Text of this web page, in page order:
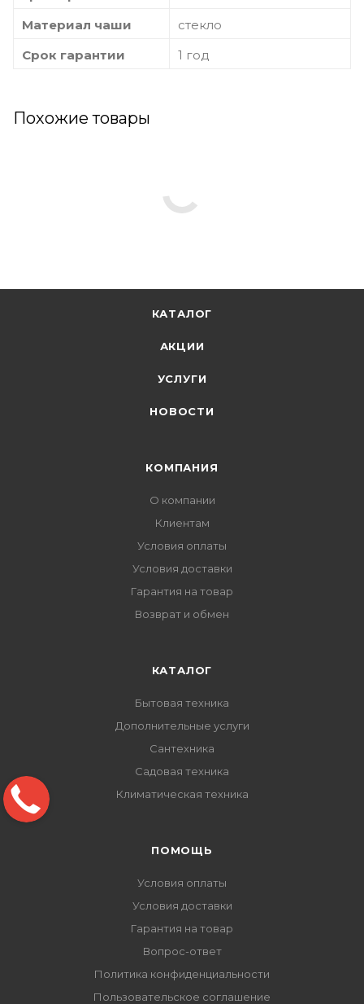
Материал чаши
стекло
Срок гарантии
1 год
Похожие товары
КАТАЛОГ
АКЦИИ
УСЛУГИ
НОВОСТИ
КОМПАНИЯ
О компании
Клиентам
Условия оплаты
Условия доставки
Гарантия на товар
Возврат и обмен
КАТАЛОГ
Бытовая техника
Дополнительные услуги
Сантехника
Садовая техника
Климатическая техника
ПОМОЩЬ
Условия оплаты
Условия доставки
Гарантия на товар
Вопрос-ответ
Политика конфиденциальности
Пользовательское соглашение